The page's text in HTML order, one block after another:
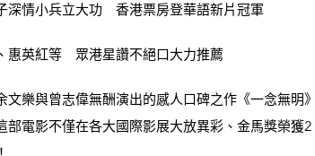
深情小兵立大功 香港票房登華語新片冠軍
惠英紅等 眾港星讚不絕口大力推薦
文樂與曾志偉無酬演出的感人口碑之作《一念無
部電影不僅在各大國際影展大放異彩、金馬獎榮